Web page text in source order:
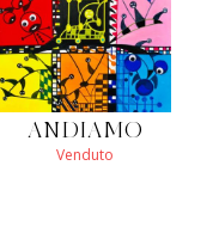
ANDIAMO
Venduto